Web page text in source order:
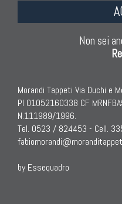
Non sei
Morandi Tappeti Via Duchi e
PI 01052160338 CF
N.111989/1996.
Tel. 0523 / 824453 - Cell.
by Essequadro